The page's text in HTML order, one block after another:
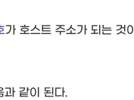
가 호스트 주소가 되는 것이
같이 된다.